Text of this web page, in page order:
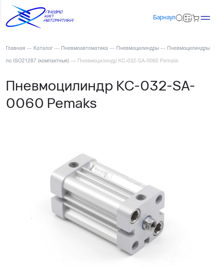
Барнаул
Главная — Каталог — Пневмоавтоматика — Пневмоцилиндры — Пневмоцилиндры
по ISO21287 (компактные) — Пневмоцилиндр KC-032-SA-0060 Pemaks
Пневмоцилиндр KC-032-SA-
0060 Pemaks